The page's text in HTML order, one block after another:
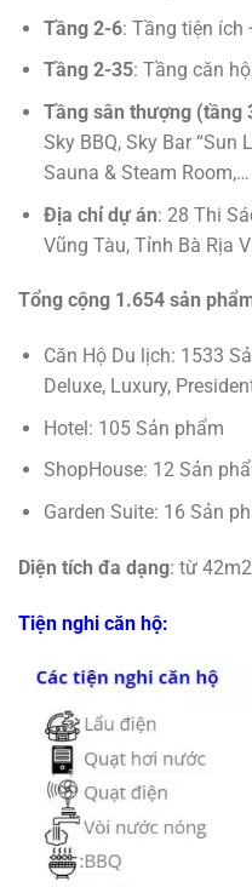
Tầng 2-6: Tầng tiện ích
Tầng 2-35: Tầng căn
Tầng sân thượng (tầng
Sky BBQ, Sky Bar “Sun
Sauna & Steam Room,…
Địa chỉ dự án: 28 Thi
Vũng Tàu, Tỉnh Bà Rịa
Tổng cộng 1.654 sản
Căn Hộ Du lịch: 1533
Deluxe, Luxury,
Hotel: 105 Sản phẩm
ShopHouse: 12 Sản
Garden Suite: 16 Sản
Diện tích đa dạng: từ
Tiện nghi căn hộ: